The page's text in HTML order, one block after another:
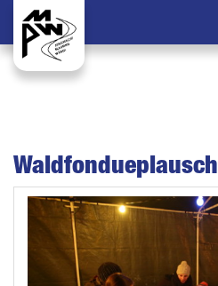
Waldfondueplausch